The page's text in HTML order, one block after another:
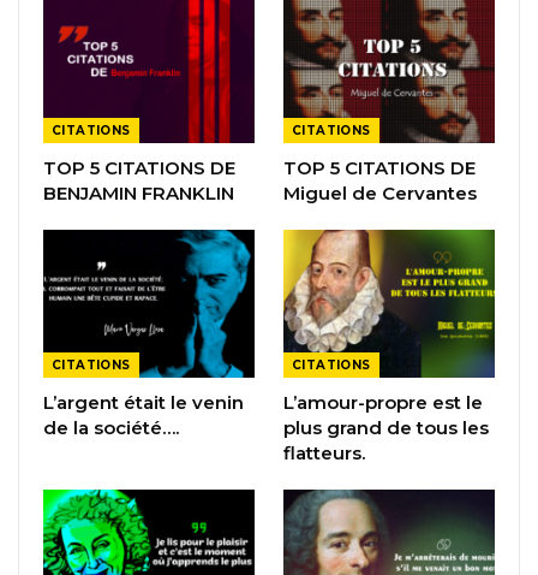
CITATIONS
TOP 5 CITATIONS DE
BENJAMIN FRANKLIN
CITATIONS
TOP 5 CITATIONS DE
Miguel de Cervantes
CITATIONS
L’argent était le venin
de la société….
CITATIONS
L’amour-propre est le
plus grand de tous les
flatteurs.